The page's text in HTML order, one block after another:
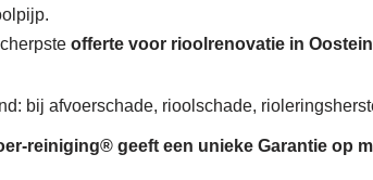
offerte voor rioolrenovatie in
bij afvoerschade, rioolschade,
reiniging® geeft een unieke Garantie op